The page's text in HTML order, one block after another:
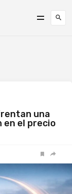
una
en el precio